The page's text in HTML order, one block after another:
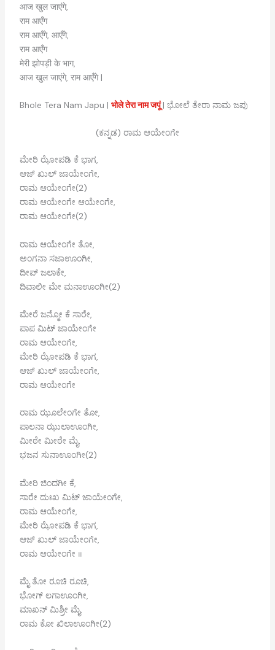
आज खुल जाएंगे,
राम आएँग
राम आएँगे, आएँगे,
राम आएँग
मेरी झोपड़ी के भाग,
आज खुल जाएंगे, राम आएँगे |
Bhole Tera Nam Japu | भोले तेरा नाम जपूं| ಭೋಲೆ ತೇರಾ ನಾಮ ಜಪು
(ಕನ್ನಡ) ರಾಮ ಆಯೇಂಗೇ
ಮೇರಿ ಝೋಪಡಿ ಕೆ ಭಾಗ,
ಆಜ್ ಖುಲ್ ಜಾಯೇಂಗೇ,
ರಾಮ ಆಯೇಂಗೇ(2)
ರಾಮ ಆಯೇಂಗೇ ಆಯೇಂಗೇ,
ರಾಮ ಆಯೇಂಗೇ(2)
ರಾಮ ಆಯೇಂಗೇ ತೋ,
ಅಂಗನಾ ಸಜಾಊಂಗೀ,
ದೀಪ್ ಜಲಾಕೇ,
ದಿವಾಲೀ ಮೇ ಮನಾಊಂಗೀ(2)
ಮೇರೆ ಜನ್ಮೋ ಕೆ ಸಾರೇ,
ಪಾಪ ಮಿಟ್ ಜಾಯೇಂಗೇ
ರಾಮ ಆಯೇಂಗೇ,
ಮೇರಿ ಝೋಪಡಿ ಕೆ ಭಾಗ,
ಆಜ್ ಖುಲ್ ಜಾಯೇಂಗೇ,
ರಾಮ ಆಯೇಂಗೇ
ರಾಮ ಝೂಲೇಂಗೇ ತೋ,
ಪಾಲನಾ ಝುಲಾಊಂಗೀ,
ಮೀಠೇ ಮೀಠೇ ಮೈ,
ಭಜನ ಸುನಾಊಂಗೀ(2)
ಮೇರಿ ಜಿಂದಗೀ ಕೆ,
ಸಾರೇ ದುಃಖ ಮಿಟ್ ಜಾಯೇಂಗೇ,
ರಾಮ ಆಯೇಂಗೇ,
ಮೇರಿ ಝೋಪಡಿ ಕೆ ಭಾಗ,
ಆಜ್ ಖುಲ್ ಜಾಯೇಂಗೇ,
ರಾಮ ಆಯೇಂಗೇ ॥
ಮೈ ತೋ ರೂಚಿ ರೂಚಿ,
ಭೋಗ್ ಲಗಾಊಂಗೀ,
ಮಾಖನ್ ಮಿಶ್ರೀ ಮೈ,
ರಾಮ ಕೋ ಖಿಲಾಊಂಗೀ(2)